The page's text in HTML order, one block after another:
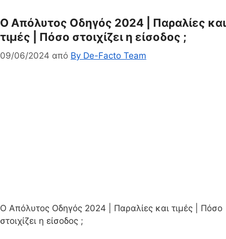
Ο Απόλυτος Οδηγός 2024 | Παραλίες και
τιμές | Πόσο στοιχίζει η είσοδος ;
09/06/2024 από By De-Facto Team
Ο Απόλυτος Οδηγός 2024 | Παραλίες και τιμές | Πόσο
στοιχίζει η είσοδος ;